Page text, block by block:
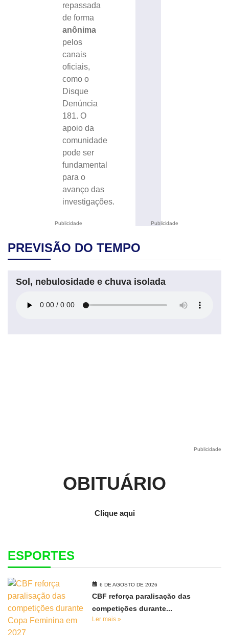
Publicidade
repassada
de forma
anônima
pelos
canais
oficiais,
como o
Disque
Denúncia
181. O
apoio da
comunidade
pode ser
fundamental
para o
avanço das
investigações.
Publicidade
PREVISÃO DO TEMPO
Sol, nebulosidade e chuva isolada
Publicidade
OBITUÁRIO
Clique aqui
ESPORTES
6 DE AGOSTO DE 2026
CBF reforça paralisação das
competições durante...
Ler mais »